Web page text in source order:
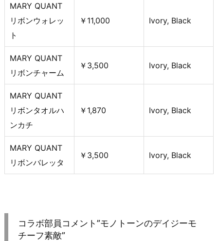
MARY QUANT
リボンウォレッ
ト
￥11,000 Ivory, Black
MARY QUANT
リボンチャーム
￥3,500 Ivory, Black
MARY QUANT
リボンタオルハ
ンカチ
￥1,870 Ivory, Black
MARY QUANT
リボンバレッタ
￥3,500 Ivory, Black
コラボ部員コメント”モノトーンのデイジーモ
チーフ素敵”